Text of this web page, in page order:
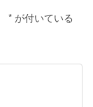
* が付いている